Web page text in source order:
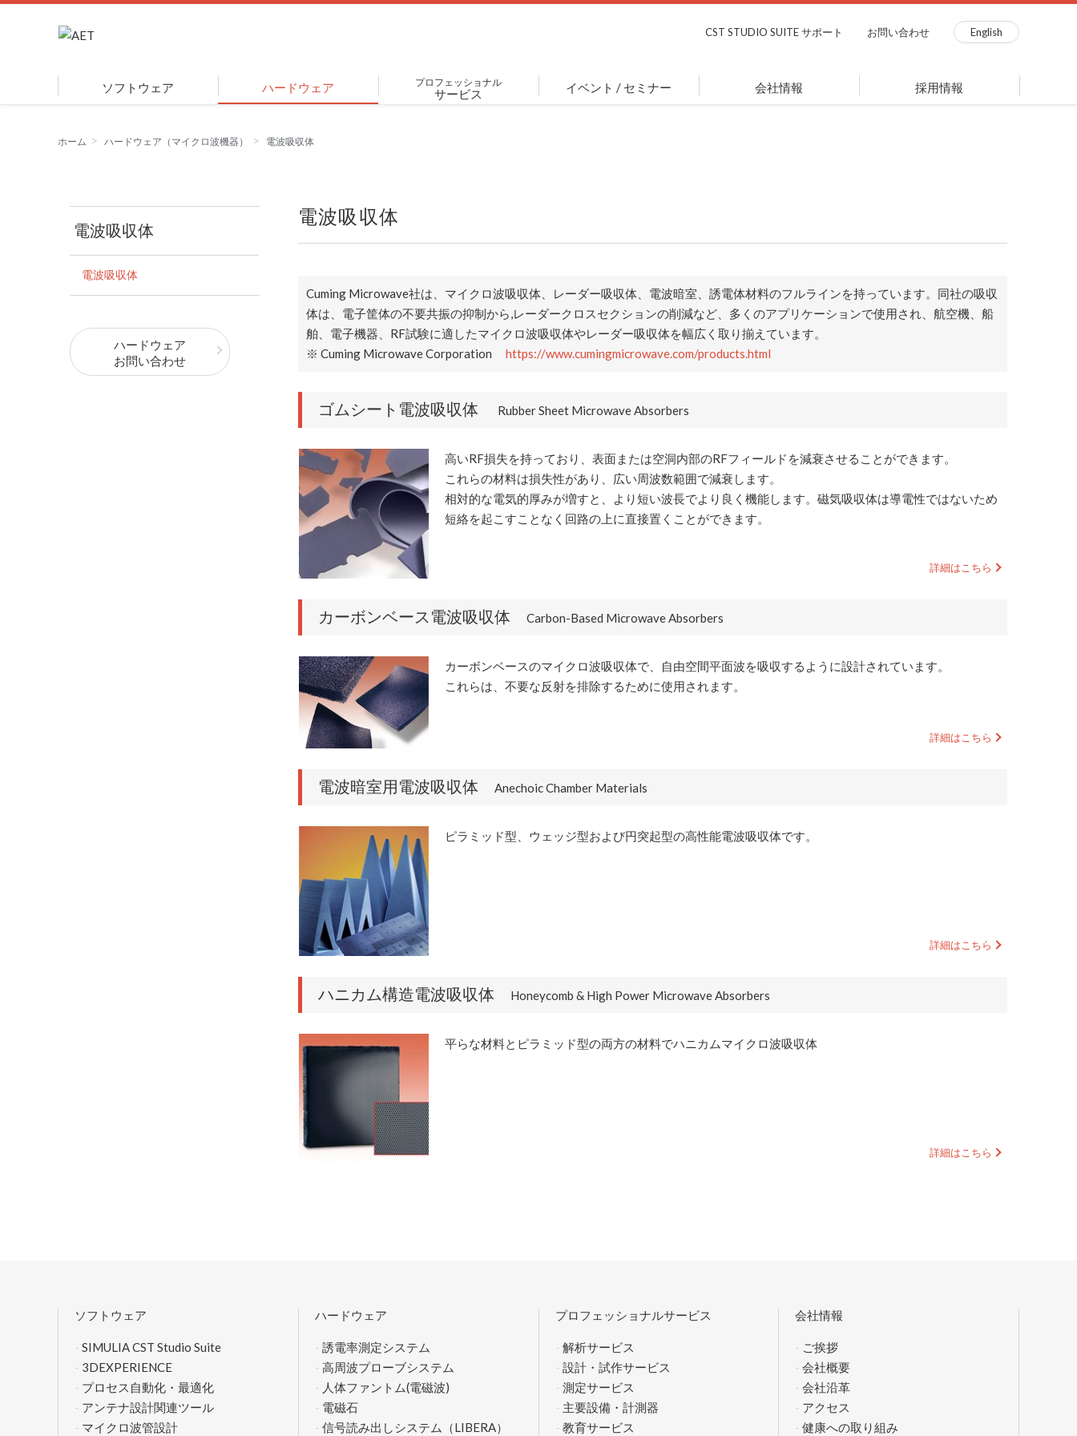
CST STUDIO SUITE サポート お問い合わせ English
ソフトウェア ハードウェア プロフェッショナル
サービス イベント / セミナー 会社情報 採用情報
ホーム ハードウェア（マイクロ波機器） 電波吸収体
電波吸収体
電波吸収体
ハードウェア
お問い合わせ
電波吸収体
Cuming Microwave社は、マイクロ波吸収体、レーダー吸収体、電波暗室、誘電体材料のフルラインを持っています。同社の吸収
体は、電子筐体の不要共振の抑制から,レーダークロスセクションの削減など、多くのアプリケーションで使用され、航空機、船
舶、電子機器、RF試験に適したマイクロ波吸収体やレーダー吸収体を幅広く取り揃えています。
※ Cuming Microwave Corporation
https://www.cumingmicrowave.com/products.html
ゴムシート電波吸収体 Rubber Sheet Microwave Absorbers
高いRF損失を持っており、表面または空洞内部のRFフィールドを減衰させることができます。
これらの材料は損失性があり、広い周波数範囲で減衰します。
相対的な電気的厚みが増すと、より短い波長でより良く機能します。磁気吸収体は導電性ではないため
短絡を起こすことなく回路の上に直接置くことができます。
カーボンベース電波吸収体 Carbon-Based Microwave Absorbers
カーボンベースのマイクロ波吸収体で、自由空間平面波を吸収するように設計されています。
これらは、不要な反射を排除するために使用されます。
電波暗室用電波吸収体 Anechoic Chamber Materials
ピラミッド型、ウェッジ型および円突起型の高性能電波吸収体です。
ハニカム構造電波吸収体 Honeycomb & High Power Microwave Absorbers
平らな材料とピラミッド型の両方の材料でハニカムマイクロ波吸収体
ソフトウェア
SIMULIA CST Studio Suite
3DEXPERIENCE
プロセス自動化・最適化
アンテナ設計関連ツール
マイクロ波管設計
ハードウェア
誘電率測定システム
高周波プローブシステム
人体ファントム(電磁波)
電磁石
信号読み出しシステム（LIBERA）
プロフェッショナルサービス
解析サービス
設計・試作サービス
測定サービス
主要設備・計測器
教育サービス
会社情報
ご挨拶
会社概要
会社沿革
アクセス
健康への取り組み